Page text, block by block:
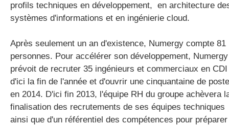
profils techniques en développement, en architecture
systèmes d'informations et en ingénierie cloud.
Après seulement un an d'existence, Numergy compte 81
personnes. Pour accélérer son développement, Numergy
prévoit de recruter 35 ingénieurs et commerciaux en CDI
d'ici la fin de l'année et d'ouvrir une cinquantaine de
en 2014. D'ici fin 2013, l'équipe RH du groupe achèvera
finalisation des recrutements de ses équipes techniques
ainsi que d'un référentiel des compétences pour préparer